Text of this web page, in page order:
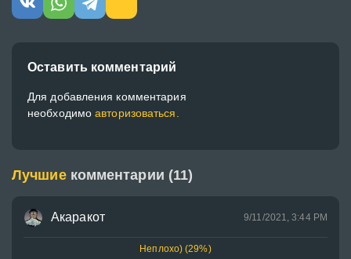
Оставить комментарий
Для добавления комментария
необходимоавторизоваться.
Лучшие комментарии (11)
Акаракот 9/11/2021, 3:44 PM
Неплохо) (29%)